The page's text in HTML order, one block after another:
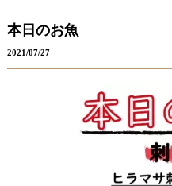
本日のお魚
2021/07/27